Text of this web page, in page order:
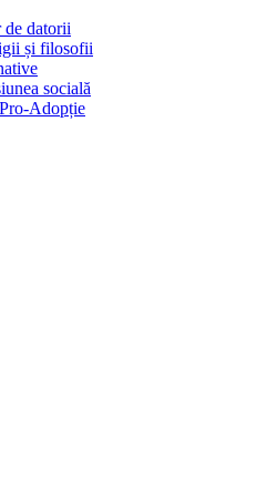
datorii
și filosofii
socială
Adopție